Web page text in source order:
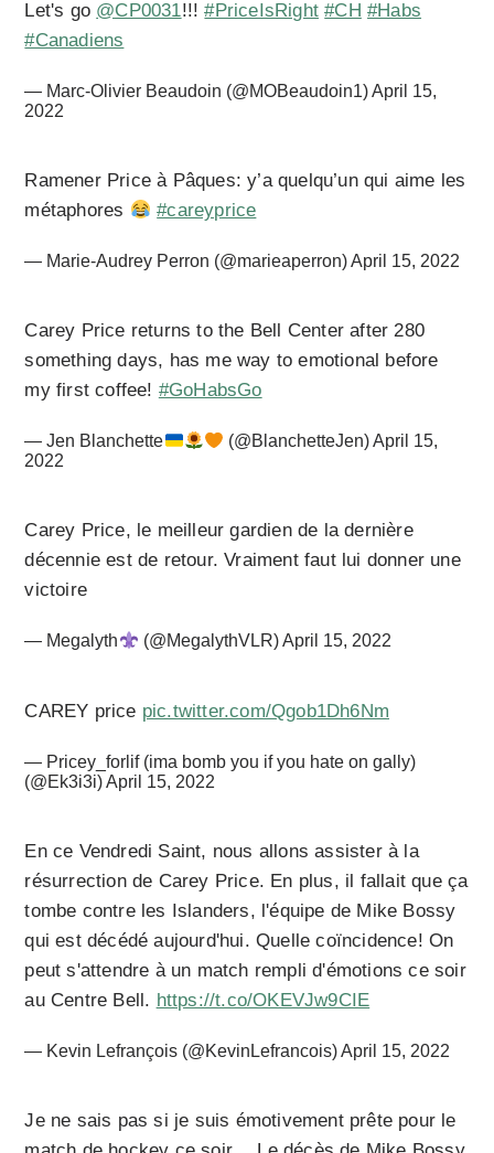
Let's go @CP0031!!!#PriceIsRight #CH #Habs
#Canadiens
— Marc-Olivier Beaudoin (@MOBeaudoin1)April 15,
2022
Ramener Price à Pâques: y’a quelqu’un qui aime les
métaphores
#careyprice
— Marie-Audrey Perron (@marieaperron)April 15, 2022
Carey Price returns to the Bell Center after 280
something days, has me way to emotional before
my first coffee! #GoHabsGo
— Jen Blanchette (@BlanchetteJen)April 15,
2022
Carey Price, le meilleur gardien de la dernière
décennie est de retour. Vraiment faut lui donner une
victoire
— Megalyth (@MegalythVLR)April 15, 2022
CAREY price pic.twitter.com/Qgob1Dh6Nm
— Pricey_forlif (ima bomb you if you hate on gally)
(@Ek3i3i)April 15, 2022
En ce Vendredi Saint, nous allons assister à la
résurrection de Carey Price. En plus, il fallait que ça
tombe contre les Islanders, l'équipe de Mike Bossy
qui est décédé aujourd'hui. Quelle coïncidence! On
peut s'attendre à un match rempli d'émotions ce soir
au Centre Bell. https://t.co/OKEVJw9CIE
— Kevin Lefrançois (@KevinLefrancois)April 15, 2022
Je ne sais pas si je suis émotivement prête pour le